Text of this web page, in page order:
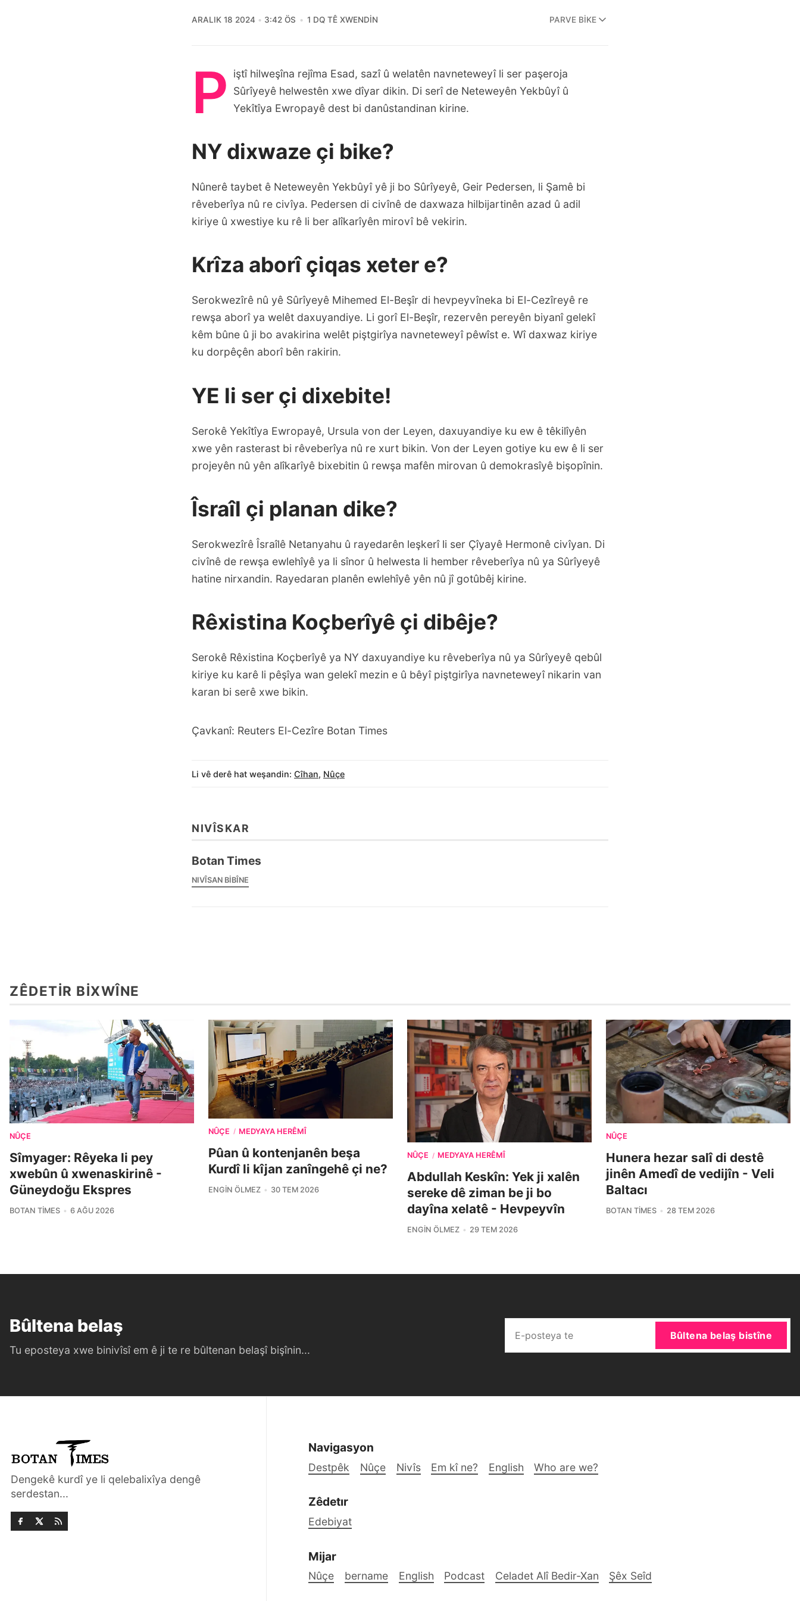
ARALIK 18 2024 3:42 ÖS 1 DQ TÊ XWENDIN PARVE BIKE
P
iştî hilweşîna rejîma Esad, sazî û welatên navneteweyî li ser paşeroja
Sûrîyeyê helwestên xwe dîyar dikin. Di serî de Neteweyên Yekbûyî û
Yekîtîya Ewropayê dest bi danûstandinan kirine.
NY dixwaze çi bike?
Nûnerê taybet ê Neteweyên Yekbûyî yê ji bo Sûrîyeyê, Geir Pedersen, li Şamê bi
rêveberîya nû re civîya. Pedersen di civînê de daxwaza hilbijartinên azad û adil
kiriye û xwestiye ku rê li ber alîkarîyên mirovî bê vekirin.
Krîza aborî çiqas xeter e?
Serokwezîrê nû yê Sûrîyeyê Mihemed El-Beşîr di hevpeyvîneka bi El-Cezîreyê re
rewşa aborî ya welêt daxuyandiye. Li gorî El-Beşîr, rezervên pereyên biyanî gelekî
kêm bûne û ji bo avakirina welêt piştgirîya navneteweyî pêwîst e. Wî daxwaz kiriye
ku dorpêçên aborî bên rakirin.
YE li ser çi dixebite!
Serokê Yekîtîya Ewropayê, Ursula von der Leyen, daxuyandiye ku ew ê têkilîyên
xwe yên rasterast bi rêveberîya nû re xurt bikin. Von der Leyen gotiye ku ew ê li ser
projeyên nû yên alîkarîyê bixebitin û rewşa mafên mirovan û demokrasîyê bişopînin.
Îsraîl çi planan dike?
Serokwezîrê Îsraîlê Netanyahu û rayedarên leşkerî li ser Çîyayê Hermonê civîyan. Di
civînê de rewşa ewlehîyê ya li sînor û helwesta li hember rêveberîya nû ya Sûrîyeyê
hatine nirxandin. Rayedaran planên ewlehîyê yên nû jî gotûbêj kirine.
Rêxistina Koçberîyê çi dibêje?
Serokê Rêxistina Koçberîyê ya NY daxuyandiye ku rêveberîya nû ya Sûrîyeyê qebûl
kiriye ku karê li pêşîya wan gelekî mezin e û bêyî piştgirîya navneteweyî nikarin van
karan bi serê xwe bikin.
Çavkanî: Reuters El-Cezîre Botan Times
Li vê derê hat weşandin: Cîhan, Nûçe
NIVÎSKAR
Botan Times
NIVÎSAN BIBÎNE
ZÊDETIR BIXWÎNE
NÛÇE
Sîmyager: Rêyeka li pey
xwebûn û xwenaskirinê -
Güneydoğu Ekspres
BOTAN TIMES 6 AĞU 2026
NÛÇE / MEDYAYA HERÊMÎ
Pûan û kontenjanên beşa
Kurdî li kîjan zanîngehê çi ne?
ENGIN ÖLMEZ 30 TEM 2026
NÛÇE / MEDYAYA HERÊMÎ
Abdullah Keskîn: Yek ji xalên
sereke dê ziman be ji bo
dayîna xelatê - Hevpeyvîn
ENGIN ÖLMEZ 29 TEM 2026
NÛÇE
Hunera hezar salî di destê
jinên Amedî de vedijîn - Veli
Baltacı
BOTAN TIMES 28 TEM 2026
Bûltena belaş
Tu eposteya xwe binivîsî em ê ji te re bûltenan belaşî bişînin...
Bûltena belaş bistîne
Dengekê kurdî ye li qelebalixîya dengê
serdestan...
Navigasyon
Destpêk Nûçe Nivîs Em kî ne? English Who are we?
Zêdetır
Edebiyat
Mijar
Nûçe bername English Podcast Celadet Alî Bedir-Xan Şêx Seîd